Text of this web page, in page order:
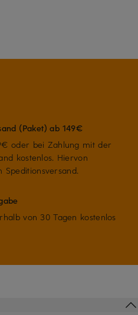
(Paket) ab 149€
oder bei Zahlung mit der
kostenlos. Hiervon
von 30 Tagen kostenlos